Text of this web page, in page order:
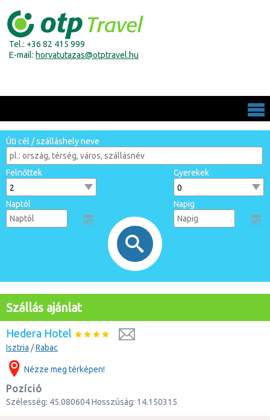
Tel.: +36 82 415 999
E-mail: horvatutazas@otptravel.hu
Úti cél / szálláshely neve
Felnőttek Gyerekek
Naptól Napig
Szállás ajánlat
Hedera Hotel
Isztria /Rabac
Nézze meg térképen!
Pozíció
Szélesség: 45.080604Hosszúság: 14.150315